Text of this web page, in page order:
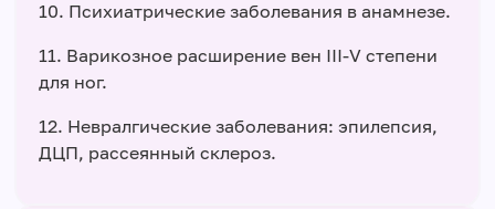
10. Психиатрические заболевания в анамнезе.
11. Варикозное расширение вен ІІІ-V степени
для ног.
12. Невралгические заболевания: эпилепсия,
ДЦП, рассеянный склероз.